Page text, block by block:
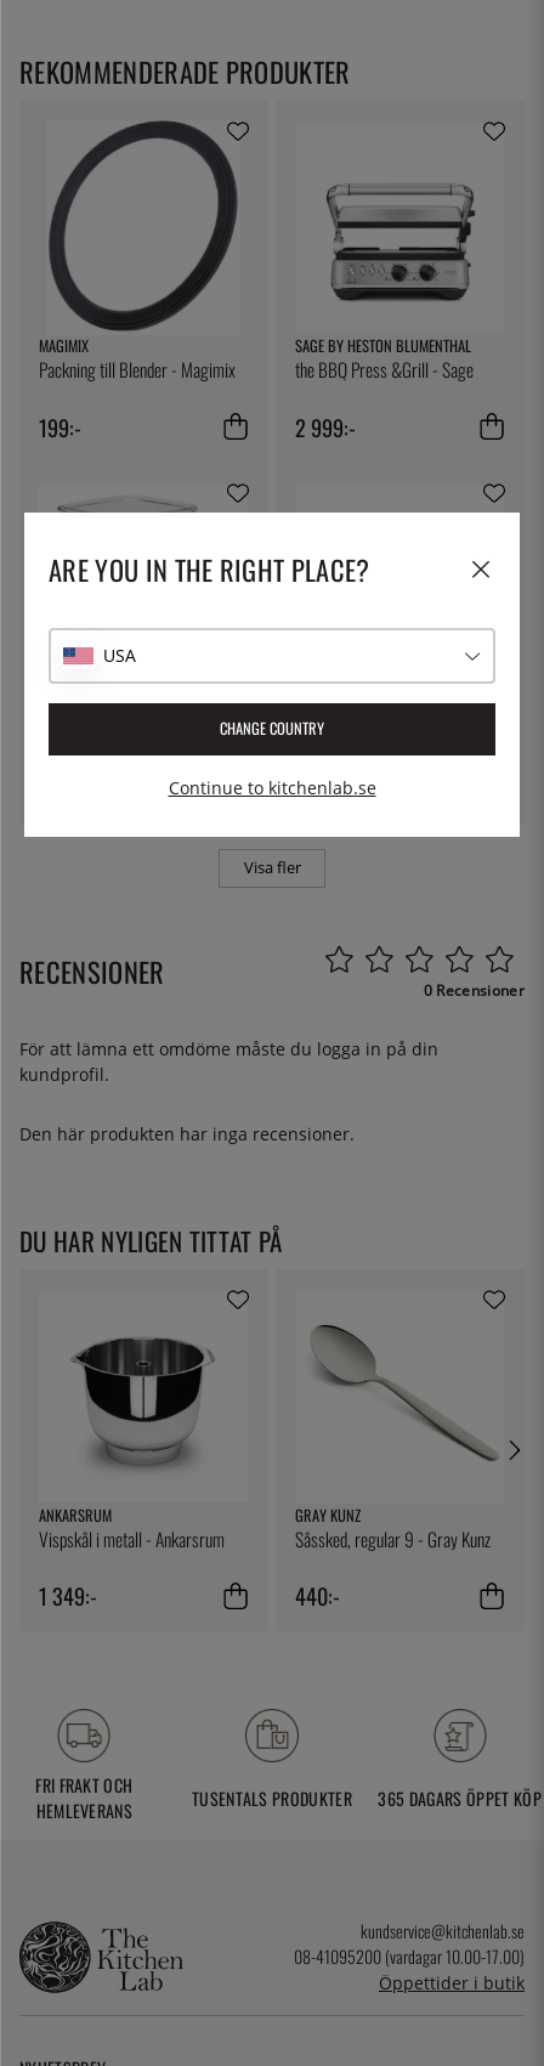
MAGIMIX
Packning till Blender - Magimix
199:-
SAGE BY HESTON BLUMENTHAL
the BBQ Press &Grill - Sage
2 999:-
MAGIMIX
Magimix
SAGE BY HESTON BLUMENTHAL
The Risotto Plus, Slowcooker -
Sage
1 899:-
Visa fler
REKOMMENDERADE PRODUKTER
RECENSIONER 0 Recensioner
För att lämna ett omdöme måste du logga in på din
kundprofil.
Den här produkten har inga recensioner.
DU HAR NYLIGEN TITTAT PÅ
ANKARSRUM
Vispskål i metall - Ankarsrum
1 349:-
GRAY KUNZ
Såssked, regular 9 - Gray Kunz
440:-
FRI FRAKT OCH
HEMLEVERANS
TUSENTALS PRODUKTER 365 DAGARS ÖPPET KÖP
kundservice@kitchenlab.se
08-41095200 (vardagar 10.00-17.00)
Öppettider i butik
ARE YOU IN THE RIGHT PLACE?
USA
CHANGE COUNTRY
Continue to kitchenlab.se